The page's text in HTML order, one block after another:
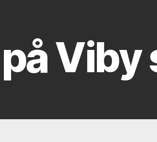
Viby